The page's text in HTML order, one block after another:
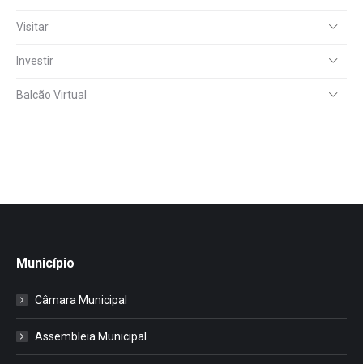
Visitar
Investir
Balcão Virtual
Município
Câmara Municipal
Assembleia Municipal